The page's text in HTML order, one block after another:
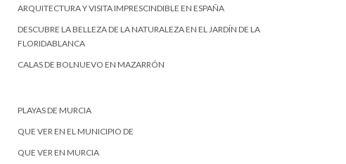
ARQUITECTURA Y VISITA IMPRESCINDIBLE EN ESPAÑA
DESCUBRE LA BELLEZA DE LA NATURALEZA EN EL JARDÍN DE LA
FLORIDABLANCA
CALAS DE BOLNUEVO EN MAZARRÓN
PLAYAS DE MURCIA
QUE VER EN EL MUNICIPIO DE
QUE VER EN MURCIA